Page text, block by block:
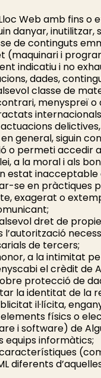
Web amb fins
danyar,
de continguts
(maquinari i
indicatiu i no
dades,
classe de
menyspreï
general, siguin
o permeti accedir
a la moral i als
estat
se en pràctiques
exagerat o
dret de
de tercers;
a la intimitat
el crèdit de
protecció de
la identitat de la
il·lícita,
físics o
i software) de
equips informàtics;
diferents